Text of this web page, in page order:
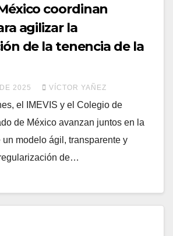
coordinan
agilizar la
de la tenencia de la
2025 VÍCTOR YAÑEZ
el IMEVIS y el Colegio de
de México avanzan juntos en la
modelo ágil, transparente y
de…